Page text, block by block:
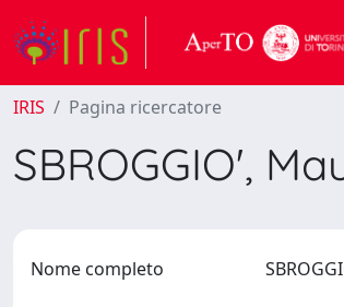
IRIS Pagina ricercatore
SBROGGIO',
Nome completo